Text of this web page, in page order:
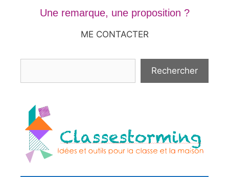
Une remarque, une proposition ?
ME CONTACTER
Rechercher
Rechercher